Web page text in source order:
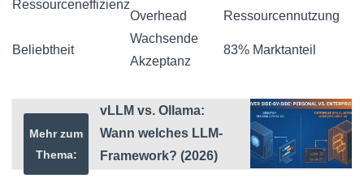
Ressourceneffizienz
Overhead
Ressourcennutzung
Beliebtheit
Wachsende
Akzeptanz
83% Marktanteil
Mehr zum
Thema:
vLLM vs. Ollama:
Wann welches LLM-
Framework? (2026)